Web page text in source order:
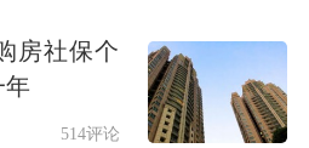
方财富、东兴证券、
海证券、国联证券、
房社保个
年
514评论